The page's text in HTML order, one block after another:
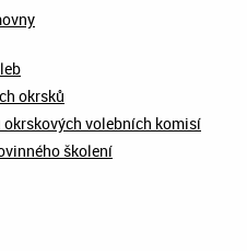
okrsků
volebních komisí
školení